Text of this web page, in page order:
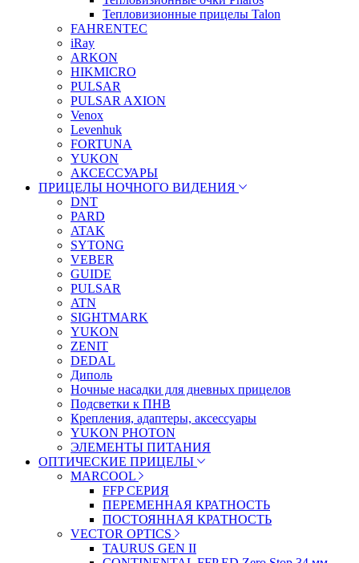
Тепловизионные прицелы Talon
FAHRENTEC
iRay
ARKON
HIKMICRO
PULSAR
PULSAR AXION
Venox
Levenhuk
FORTUNA
YUKON
АКСЕССУАРЫ
ПРИЦЕЛЫ НОЧНОГО ВИДЕНИЯ
DNT
PARD
ATAK
SYTONG
VEBER
GUIDE
PULSAR
ATN
SIGHTMARK
YUKON
ZENIT
DEDAL
Диполь
Ночные насадки для дневных прицелов
Подсветки к ПНВ
Крепления, адаптеры, аксессуары
YUKON PHOTON
ЭЛЕМЕНТЫ ПИТАНИЯ
ОПТИЧЕСКИЕ ПРИЦЕЛЫ
MARCOOL
FFP СЕРИЯ
ПЕРЕМЕННАЯ КРАТНОСТЬ
ПОСТОЯННАЯ КРАТНОСТЬ
VECTOR OPTICS
TAURUS GEN II